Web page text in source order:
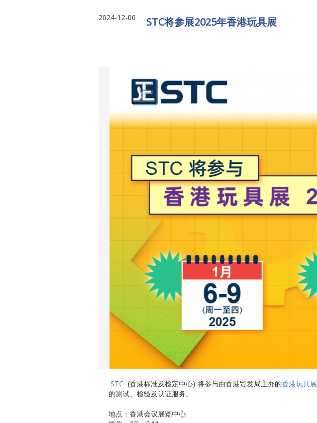
STC将参展2025年香港玩具展
2024-12-06
STC (香港标准及检定中心) 将参与由香港贸发局主办的香港玩具展
的测试、检验及认证服务。
地点：香港会议展览中心